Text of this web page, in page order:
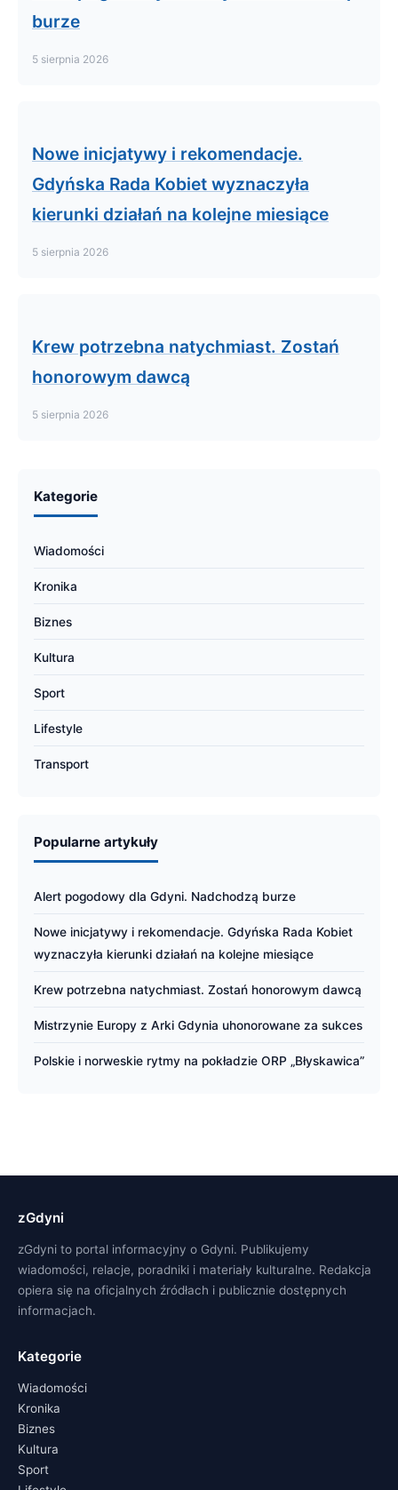
burze
5 sierpnia 2026
Nowe inicjatywy i rekomendacje.
Gdyńska Rada Kobiet wyznaczyła
kierunki działań na kolejne miesiące
5 sierpnia 2026
Krew potrzebna natychmiast. Zostań
honorowym dawcą
5 sierpnia 2026
Kategorie
Wiadomości
Kronika
Biznes
Kultura
Sport
Lifestyle
Transport
Popularne artykuły
Alert pogodowy dla Gdyni. Nadchodzą burze
Nowe inicjatywy i rekomendacje. Gdyńska Rada Kobiet
wyznaczyła kierunki działań na kolejne miesiące
Krew potrzebna natychmiast. Zostań honorowym dawcą
Mistrzynie Europy z Arki Gdynia uhonorowane za sukces
Polskie i norweskie rytmy na pokładzie ORP „Błyskawica”
zGdyni
zGdyni to portal informacyjny o Gdyni. Publikujemy
wiadomości, relacje, poradniki i materiały kulturalne. Redakcja
opiera się na oficjalnych źródłach i publicznie dostępnych
informacjach.
Kategorie
Wiadomości
Kronika
Biznes
Kultura
Sport